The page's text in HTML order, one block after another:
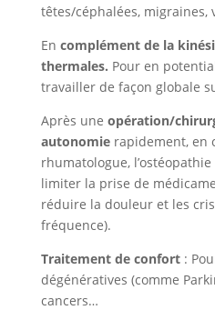
têtes/céphalées, migraines,
En complément de la
thermales. Pour en
travailler de façon globale
Après une opération/
autonomie rapidement, en
rhumatologue,
limiter la prise de
réduire la douleur et les
fréquence).
Traitement de confort:
dégénératives (comme
cancers…